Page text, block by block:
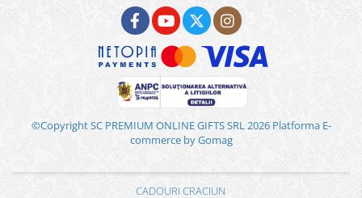
©Copyright SC PREMIUM ONLINE GIFTS SRL 2026 Platforma E-
commerce by Gomag
CADOURI CRACIUN